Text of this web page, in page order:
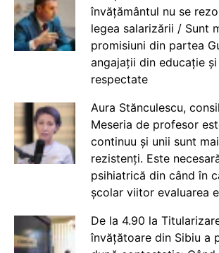
învățământul nu se
legea salarizării / Sunt
promisiuni din partea
angajații din educație
respectate
Aura Stănculescu,
Meseria de profesor
continuu și unii sunt
rezistenți. Este
psihiatrică din când în
școlar viitor evaluarea
De la 4.90 la
învățătoare din Sibiu a